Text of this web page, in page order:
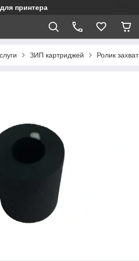
принтера
ЗИП картриджей Ролик